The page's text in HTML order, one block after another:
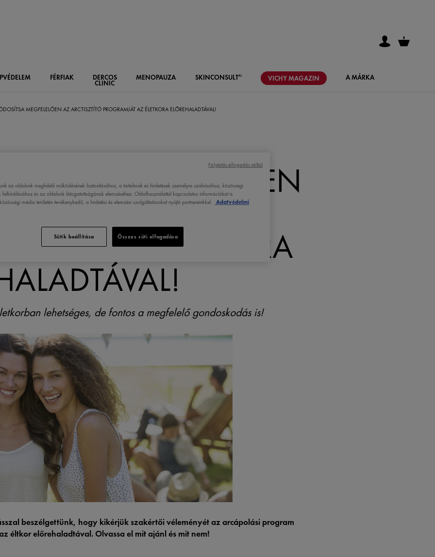
FÉRFIAK DERCOS
CLINIC
MENOPAUZA SKINCONSULTAI VICHYMAGAZIN A MÁRKA
MEGFELELŐEN AZ ARCTISZTÍTÓ PROGRAMJÁT AZ ÉLETKORA ELŐREHALADTÁVAL!
MEGFELELŐEN
AZ ÉLETKORA
lehetséges, de fontos a megfelelő gondoskodás is!
beszélgettünk, hogy kikérjük szakértői véleményét az arcápolási program
éltkor előrehaladtával. Olvassa el mit ajánl és mit nem!
az oldalunk megfelelő működésének biztosításához, a tartalmak és hirdetések személyre szabásához, közösségi
felkínálásához és az oldalunk látogatottságának elemzéséhez. Oldalhasználattal kapcsolatos információkat is
média területén tevékenykedő, a hirdetési és elemzési szolgáltatásokat nyújtó partnereinkkel.
Adatvédelmi
Sütik beállítása Összes süti elfogadása
Folytatás elfogadás nélkül